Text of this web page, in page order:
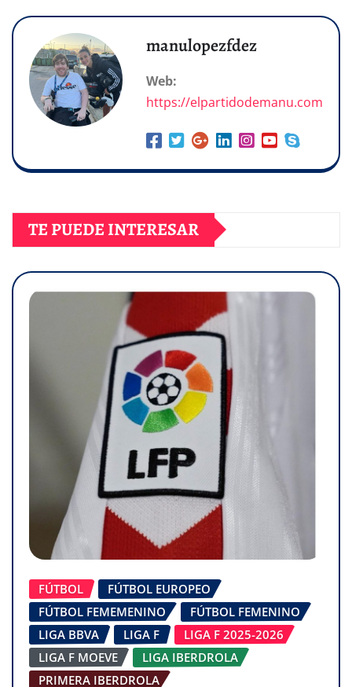
manulopezfdez
Web:
https://elpartidodemanu.com
TE PUEDE INTERESAR
FÚTBOL
FÚTBOL EUROPEO
FÚTBOL FEMEMENINO
FÚTBOL FEMENINO
LIGA BBVA
LIGA F
LIGA F 2025-2026
LIGA F MOEVE
LIGA IBERDROLA
PRIMERA IBERDROLA